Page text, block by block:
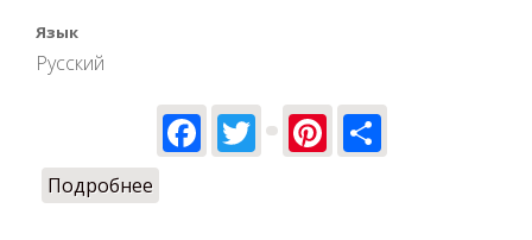
Язык
Русский
Facebook
TwitterPinterest
Подробнее